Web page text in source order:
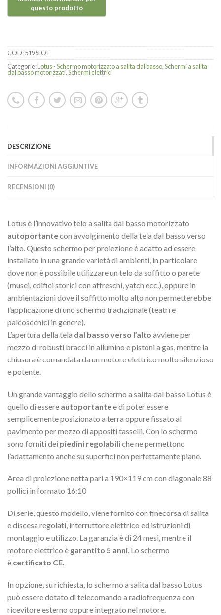
COD:5195LOT
Categorie:Lotus - Schermo motorizzato a salita dal basso,Schermi a salita
dal basso motorizzati,Schermi elettrici
DESCRIZIONE
INFORMAZIONI AGGIUNTIVE
RECENSIONI (0)
Lotus è l’innovativo telo a salita dal basso motorizzato
autoportantecon avvolgimento della tela dal basso verso
l’alto. Questo schermo per proiezione è adatto ad essere
installato in una grande varietà di ambienti, in particolare
dove non è possibile utilizzare un telo da soffitto o parete
(musei, edifici storici con affreschi, yatch ecc.), oppure in
ambientazioni dove il soffitto molto alto non permetterebbe
l’applicazione di uno schermo tradizionale (teatri e
palcoscenici in genere).
L’apertura della tela dal basso verso l’alto avviene per
mezzo di robusti bracci in allumino e pistoni a gas, mentre la
chiusura è comandata da un motore elettrico molto silenzioso
e potente.
Un grande vantaggio dello schermo a salita dal basso Lotus è
quello di essere autoportantee di poter essere
semplicemente posizionato a terra oppure fissato al
pavimento per mezzo di appositi tasselli. Con lo schermo
sono forniti dei piedini regolabiliche ne permettono
l’adattamento anche su superfici non perfettamente piane.
Area di proiezione netta pari a 190×119 cm con diagonale 88
pollici in formato 16:10
Di serie, questo modello, viene fornito con finecorsa di salita
e discesa regolati, interruttore elettrico ed istruzioni di
montaggio e utilizzo. La garanzia è di 24 mesi, mentre il
motore elettrico è garantito 5 anni . Lo schermo
è certificato CE.
In opzione, su richiesta, lo schermo a salita dal basso Lotus
può essere dotato di telecomando a radiofrequenza con
ricevitore esterno oppure integrato nel motore.